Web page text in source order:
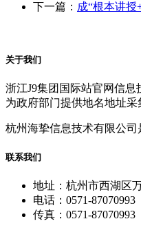
下一篇： 成“根本讲授
关于我们
浙江J9集团国际站官网信
为政府部门提供地名地址
杭州海挚信息技术有限公司
联系我们
地址：杭州市西湖区
电话：0571-87070993
传真：0571-87070993